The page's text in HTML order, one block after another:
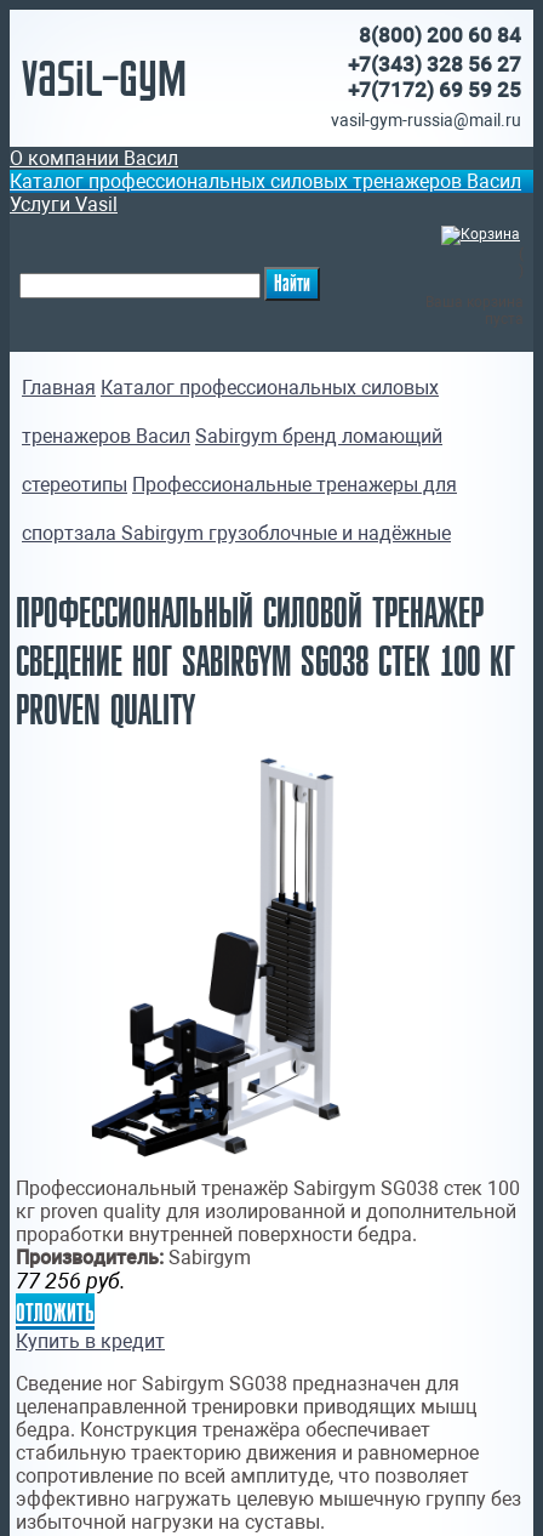
Vasil-Gym
8(800) 200 60 84
+7(343) 328 56 27
+7(7172) 69 59 25
vasil-gym-russia@mail.ru
О компании Васил
Каталог профессиональных силовых тренажеров Васил
Услуги Vasil
Главная Каталог профессиональных силовых
тренажеров Васил Sabirgym бренд ломающий
стереотипы Профессиональные тренажеры для
спортзала Sabirgym грузоблочные и надёжные
ПРОФЕССИОНАЛЬНЫЙ СИЛОВОЙ ТРЕНАЖЕР
СВЕДЕНИЕ НОГ SABIRGYM SG038 СТЕК 100 КГ
PROVEN QUALITY
Профессиональный тренажёр Sabirgym SG038 стек 100
кг proven quality для изолированной и дополнительной
проработки внутренней поверхности бедра.
Производитель: Sabirgym
77 256 руб.
отложить
Купить в кредит
Сведение ног Sabirgym SG038 предназначен для
целенаправленной тренировки приводящих мышц
бедра. Конструкция тренажёра обеспечивает
стабильную траекторию движения и равномерное
сопротивление по всей амплитуде, что позволяет
эффективно нагружать целевую мышечную группу без
избыточной нагрузки на суставы.